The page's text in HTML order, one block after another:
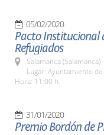
05/02/2020
Pacto Institucional
Refugiados
Salamanca (Salamanca)
Lugar: Ayuntamiento
Hora: 11:00 h.
31/01/2020
Premio Bordón de